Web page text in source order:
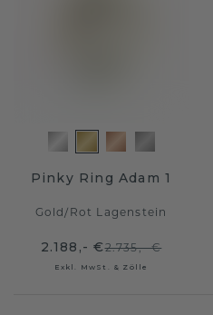
Pinky Ring Adam 1
Gold/ Rot Lagenstein
2.188,- €2.735,- €
Exkl. MwSt. & Zölle